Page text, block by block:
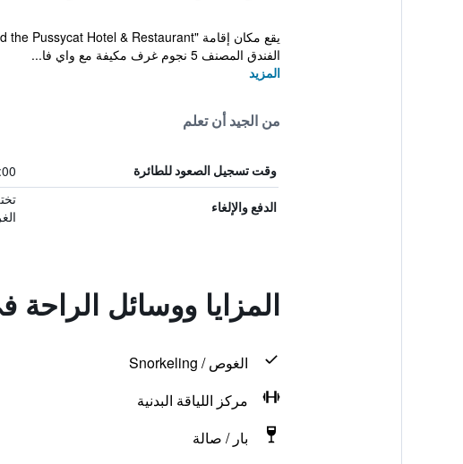
الفندق المصنف 5 نجوم غرف مكيفة مع واي فا...
المزيد
من الجيد أن تعلم
وقت تسجيل الصعود للطائرة
الدفع والإلغاء
المزايا ووسائل
الغوص / Snorkeling
مركز اللياقة البدنية
بار / صالة